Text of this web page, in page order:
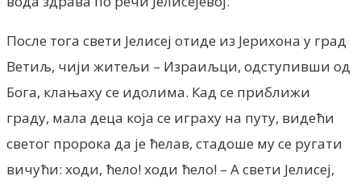
После тога свети Јелисеј отиде из Јерихона у град
Ветиљ, чији житељи – Израиљци, одступивши од
Бога, клањаху се идолима. Кад се приближи
граду, мала деца која се играху на путу, видећи
светог пророка да је ћелав, стадоше му се ругати
вичући: ходи, ћело! ходи ћело! – А свети Јелисеј,